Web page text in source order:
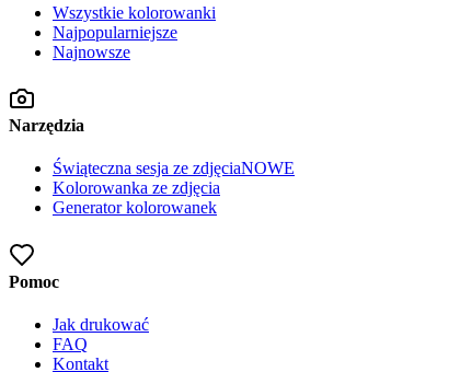
Wszystkie kolorowanki
Najpopularniejsze
Najnowsze
Narzędzia
Świąteczna sesja ze zdjęciaNOWE
Kolorowanka ze zdjęcia
Generator kolorowanek
Pomoc
Jak drukować
FAQ
Kontakt